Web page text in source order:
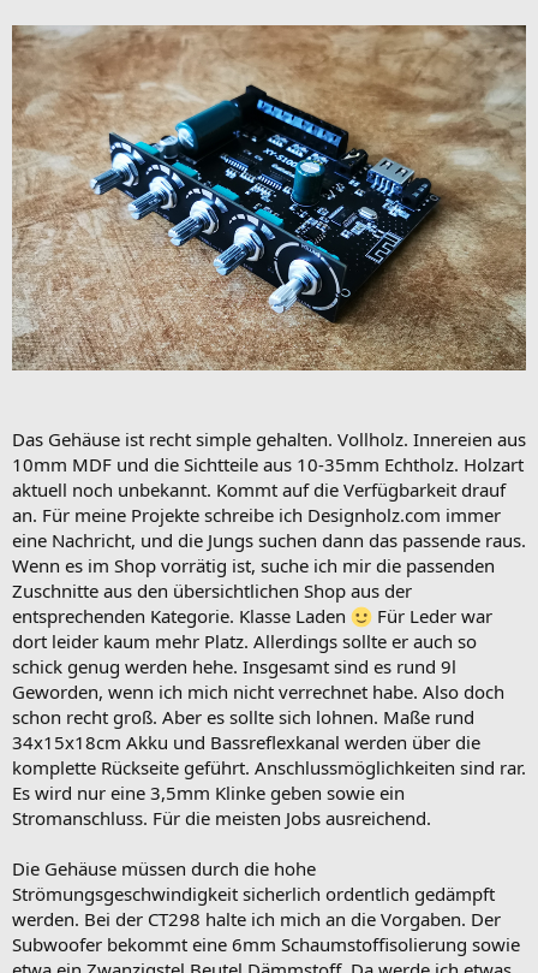
Das Gehäuse ist recht simple gehalten. Vollholz. Innereien aus
10mm MDF und die Sichtteile aus 10-35mm Echtholz. Holzart
aktuell noch unbekannt. Kommt auf die Verfügbarkeit drauf
an. Für meine Projekte schreibe ich Designholz.com immer
eine Nachricht, und die Jungs suchen dann das passende raus.
Wenn es im Shop vorrätig ist, suche ich mir die passenden
Zuschnitte aus den übersichtlichen Shop aus der
entsprechenden Kategorie. Klasse Laden
Für Leder war
dort leider kaum mehr Platz. Allerdings sollte er auch so
schick genug werden hehe. Insgesamt sind es rund 9l
Geworden, wenn ich mich nicht verrechnet habe. Also doch
schon recht groß. Aber es sollte sich lohnen. Maße rund
34x15x18cm Akku und Bassreflexkanal werden über die
komplette Rückseite geführt. Anschlussmöglichkeiten sind rar.
Es wird nur eine 3,5mm Klinke geben sowie ein
Stromanschluss. Für die meisten Jobs ausreichend.
Die Gehäuse müssen durch die hohe
Strömungsgeschwindigkeit sicherlich ordentlich gedämpft
werden. Bei der CT298 halte ich mich an die Vorgaben. Der
Subwoofer bekommt eine 6mm Schaumstoffisolierung sowie